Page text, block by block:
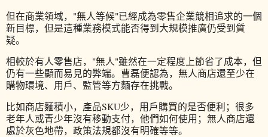
但在商業領域，"無人等候"已經成為零售企業競相追求的一個
新目標，但是這種業務模式能否得到大規模推廣仍受到質
疑。
相較於有人零售店，"無人"雖然在一定程度上節省了成本，但
仍有一些顯而易見的弊端。曹磊便認為，無人商店還至少在
購物環境、用戶、監管等方麵存在挑戰。
比如商店麵積小，產品SKU少，用戶購買的是否便利；很多
老年人或青少年沒有移動支付，他們如何使用；無人商店還
處於灰色地帶，政策法規都沒有明確等等。